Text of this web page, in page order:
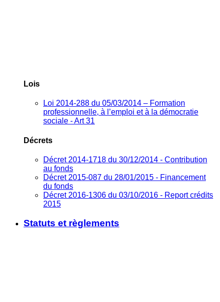
Lois
Loi 2014-288 du 05/03/2014 – Formation
professionnelle, à l’emploi et à la démocratie
sociale - Art 31
Décrets
Décret 2014-1718 du 30/12/2014 - Contribution
au fonds
Décret 2015-087 du 28/01/2015 - Financement
du fonds
Décret 2016-1306 du 03/10/2016 - Report crédits
2015
Statuts et règlements